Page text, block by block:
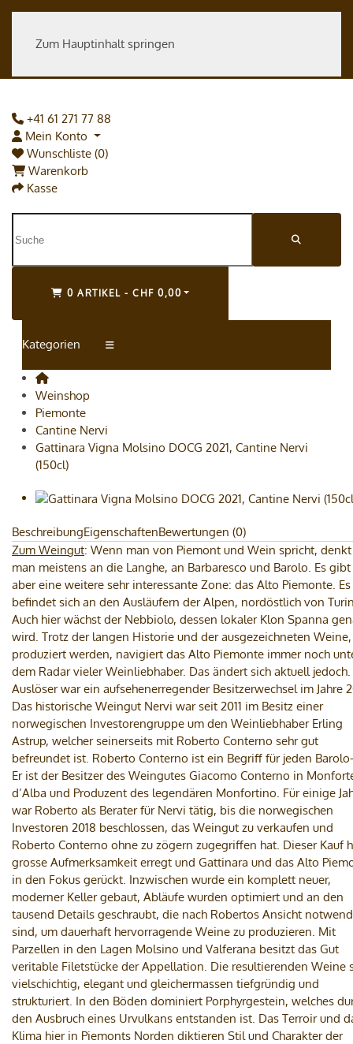
Zum Hauptinhalt springen
+41 61 271 77 88
Mein Konto
Wunschliste (0)
Warenkorb
Kasse
0 ARTIKEL - CHF 0,00
Kategorien
Weinshop
Piemonte
Cantine Nervi
Gattinara Vigna Molsino DOCG 2021, Cantine Nervi
(150cl)
BeschreibungEigenschaftenBewertungen (0)
Zum Weingut: Wenn man von Piemont und Wein spricht, denkt
man meistens an die Langhe, an Barbaresco und Barolo. Es gibt
aber eine weitere sehr interessante Zone: das Alto Piemonte. Es
befindet sich an den Ausläufern der Alpen, nordöstlich von
Auch hier wächst der Nebbiolo, dessen lokaler Klon Spanna
wird. Trotz der langen Historie und der ausgezeichneten
produziert werden, navigiert das Alto Piemonte immer noch
dem Radar vieler Weinliebhaber. Das ändert sich aktuell jedoch.
Auslöser war ein aufsehenerregender Besitzerwechsel im Jahre
Das historische Weingut Nervi war seit 2011 im Besitz einer
norwegischen Investorengruppe um den Weinliebhaber Erling
Astrup, welcher seinerseits mit Roberto Conterno sehr gut
befreundet ist. Roberto Conterno ist ein Begriff für jeden
Er ist der Besitzer des Weingutes Giacomo Conterno in
d’Alba und Produzent des legendären Monfortino. Für einige
war Roberto als Berater für Nervi tätig, bis die norwegischen
Investoren 2018 beschlossen, das Weingut zu verkaufen und
Roberto Conterno ohne zu zögern zugegriffen hat. Dieser Kauf
grosse Aufmerksamkeit erregt und Gattinara und das Alto
in den Fokus gerückt. Inzwischen wurde ein komplett neuer,
moderner Keller gebaut, Abläufe wurden optimiert und an den
tausend Details geschraubt, die nach Robertos Ansicht
sind, um dauerhaft hervorragende Weine zu produzieren. Mit
Parzellen in den Lagen Molsino und Valferana besitzt das Gut
veritable Filetstücke der Appellation. Die resultierenden Weine
vielschichtig, elegant und gleichermassen tiefgründig und
strukturiert. In den Böden dominiert Porphyrgestein, welches
den Ausbruch eines Urvulkans entstanden ist. Das Terroir und
Klima hier in Piemonts Norden diktieren Stil und Charakter der